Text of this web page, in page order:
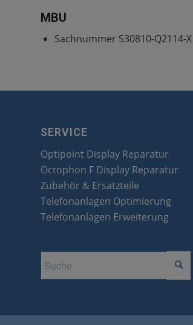
MBU
Sachnummer S30810-Q2114-X
SERVICE
Optipoint Display Reparatur
Octophon F Display Reparatur
Zubehör & Ersatzteile
Telefonanlagen Optimierung
Telefonanlagen Erweiterung